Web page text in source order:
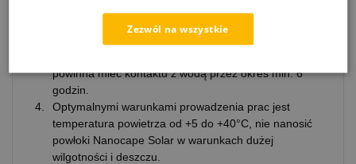
powierzchnie, a następnie po upływie 2 minut
powinna mieć kontaktu z wodą przez okres min. 6
godzin.
Optymalnymi warunkami prowadzenia prac jest
temperatura powietrza od +5 do +40°C, nie nanosić
powłoki Nanocape Solar w warunkach dużej
wilgotności i deszczu.
Zezwól na wszystkie